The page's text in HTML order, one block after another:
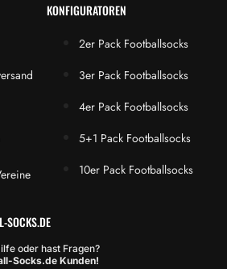
KONFIGURATOREN
2er Pack Footballsocks
3er Pack Footballsocks
4er Pack Footballsocks
5+1 Pack Footballsocks
10er Pack Footballsocks
SOCKS.DE
oder hast Fragen?
Socks.de Kunden!